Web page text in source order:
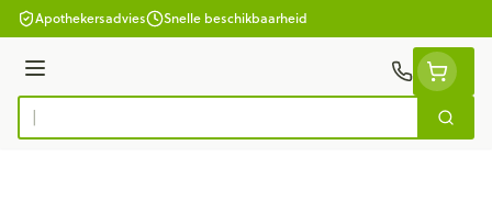
Ga naar de inhoud
Apothekersadvies Snelle beschikbaarheid
Menu
Product, merk, categorie...
Zoek